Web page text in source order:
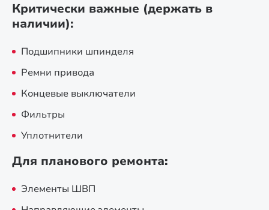
Критически важные (держать в
наличии):
Подшипники шпинделя
Ремни привода
Концевые выключатели
Фильтры
Уплотнители
Для планового ремонта:
Элементы ШВП